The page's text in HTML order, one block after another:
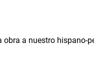
a nuestro hispano-